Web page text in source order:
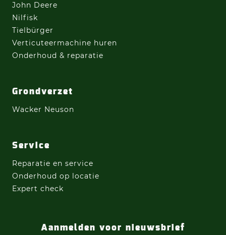
John Deere
Nilfisk
Tielbürger
Verticuteermachine huren
Onderhoud & reparatie
Grondverzet
Wacker Neuson
Service
Reparatie en service
Onderhoud op locatie
Expert check
Aanmelden voor nieuwsbrief